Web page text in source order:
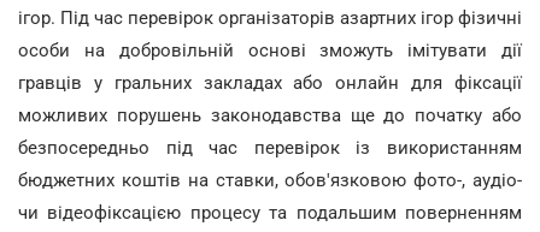
ігор. Під час перевірок організаторів азартних ігор фізичні
особи на добровільній основі зможуть імітувати дії
гравців у гральних закладах або онлайн для фіксації
можливих порушень законодавства ще до початку або
безпосередньо під час перевірок із використанням
бюджетних коштів на ставки, обов'язковою фото-, аудіо-
чи відеофіксацією процесу та подальшим поверненням